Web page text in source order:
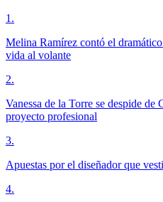
1 .
Melina Ramírez contó el
vida al volante
2.
Vanessa de la Torre se despide
proyecto profesional
3.
Apuestas por el diseñador que
4.